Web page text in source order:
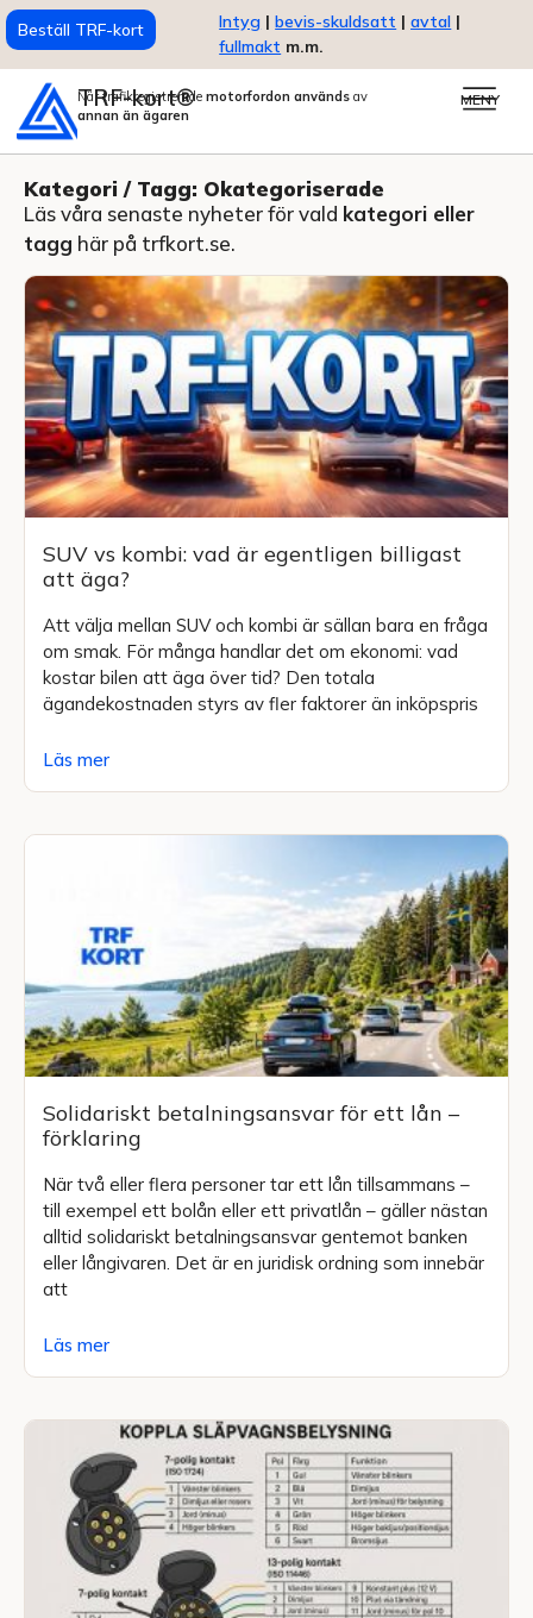
Beställ TRF-kort Intyg | bevis-skuldsatt | avtal |
fullmakt m.m.
TRF-kort®
När trafikregistrerade motorfordon används av
annan än ägaren
MENY
Kategori / Tagg: Okategoriserade
Läs våra senaste nyheter för vald kategori eller
tagg här på trfkort.se.
SUV vs kombi: vad är egentligen billigast
att äga?
Att välja mellan SUV och kombi är sällan bara en fråga
om smak. För många handlar det om ekonomi: vad
kostar bilen att äga över tid? Den totala
ägandekostnaden styrs av fler faktorer än inköpspris
Läs mer
Solidariskt betalningsansvar för ett lån –
förklaring
När två eller flera personer tar ett lån tillsammans –
till exempel ett bolån eller ett privatlån – gäller nästan
alltid solidariskt betalningsansvar gentemot banken
eller långivaren. Det är en juridisk ordning som innebär
att
Läs mer